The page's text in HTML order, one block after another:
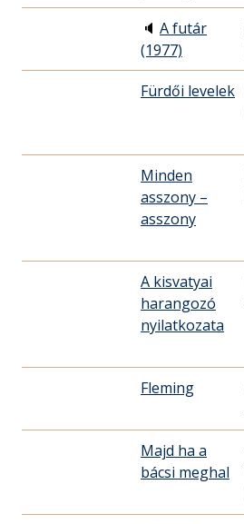
🔈 A futár
(1977)
Fürdői levelek
Minden
asszony –
asszony
A kisvatyai
harangozó
nyilatkozata
Fleming
Majd ha a
bácsi meghal